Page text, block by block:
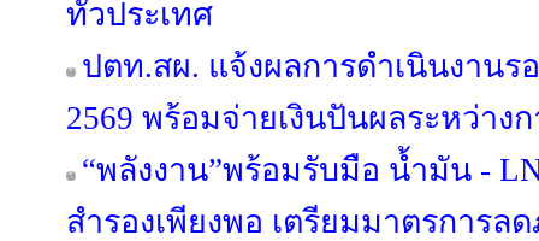
ทั่วประเทศ
ปตท.สผ. แจ้งผลการดำเนินงานร
2569 พร้อมจ่ายเงินปันผลระหว่าง
“พลังงาน”พร้อมรับมือ น้ำมัน -
สำรองเพียงพอ เตรียมมาตรการล